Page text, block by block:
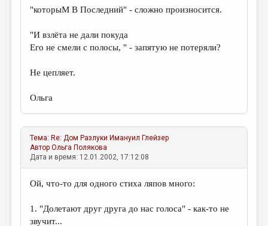
ОБЗОР ЛИТЕРАТУРЫ
СТРАНИЦЫ ПАМЯТИ
РЕДКОЛЛЕГИЯ
МАЛАЯ ПРОЗА
ЭССЕИСТИКА
ЛИТЕРАТУРОВЕДЕНИЕ
КУЛЬТУРОВЕДЕНИЕ
"которыМ В Последний" - сложно произносится.
"И взлёта не дали покуда
Его не смели с полосы, " - запятую не потеряли?
Не цепляет.
Ольга
Тема: Re: Дом Разлуки Имануил Глейзер
АвторОльга Полякова
Дата и время: 12.01.2002, 17:12:08
Ой, что-то для одного стиха ляпов много:
1. "Долетают друг друга до нас голоса" - как-то не
звучит...